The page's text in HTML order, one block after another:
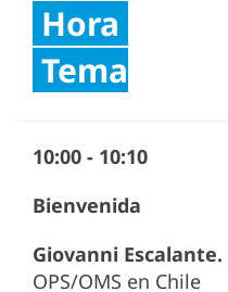
Hora
Tema
10:00 - 10:10
Bienvenida
Giovanni Escalante.
OPS/OMS en Chile